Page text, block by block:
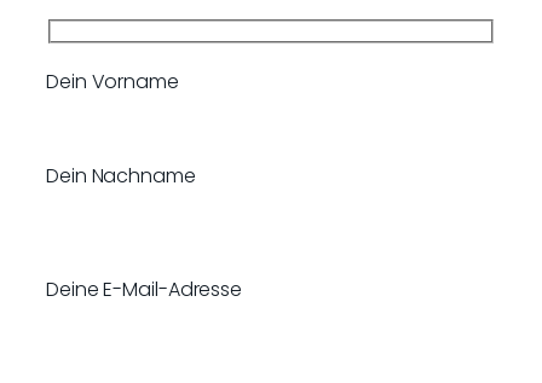
Bitte lasse dieses Feld leer.
Dein Vorname
Dein Nachname
Deine E-Mail-Adresse